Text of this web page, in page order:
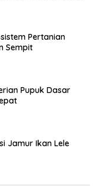
Pertanian
Sempit
Pupuk Dasar
Jamur Ikan Lele